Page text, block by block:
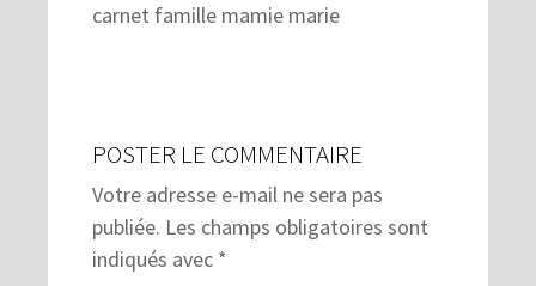
carnet famille mamie marie
POSTER LE COMMENTAIRE
Votre adresse e-mail ne sera pas
publiée. Les champs obligatoires sont
indiqués avec *